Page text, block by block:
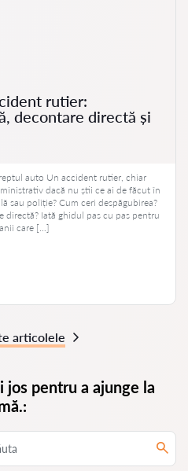
rutier:
decontare directă și
auto Un accident rutier, chiar
dacă nu știi ce ai de făcut în
sau poliție? Cum ceri despăgubirea?
directă? Iată ghidul pas cu pas pentru
care […]
articolele
jos pentru a ajunge la